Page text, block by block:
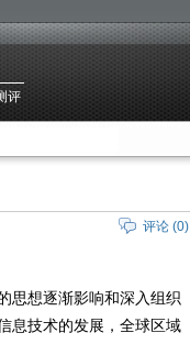
评
评论 (0)
思想逐渐影响和深入组织
息技术的发展，全球区域